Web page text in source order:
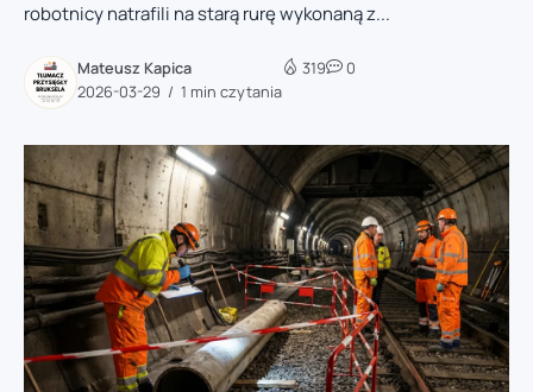
robotnicy natrafili na starą rurę wykonaną z...
Mateusz Kapica
2026-03-29
1 min czytania
319 0